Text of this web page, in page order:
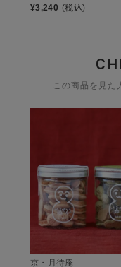
¥3,240 (税込)
この商品を見た
京・月待庵